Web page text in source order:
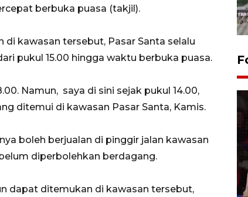
berbuka puasa (takjil).
kawasan tersebut, Pasar Santa selalu
pukul 15.00 hingga waktu berbuka puasa.
Namun, saya di sini sejak pukul 14.00,
ditemui di kawasan Pasar Santa, Kamis.
boleh berjualan di pinggir jalan kawasan
diperbolehkan berdagang.
dapat ditemukan di kawasan tersebut,
Lebaran Betawi 2026, ajang
upaya pelestarian budaya di